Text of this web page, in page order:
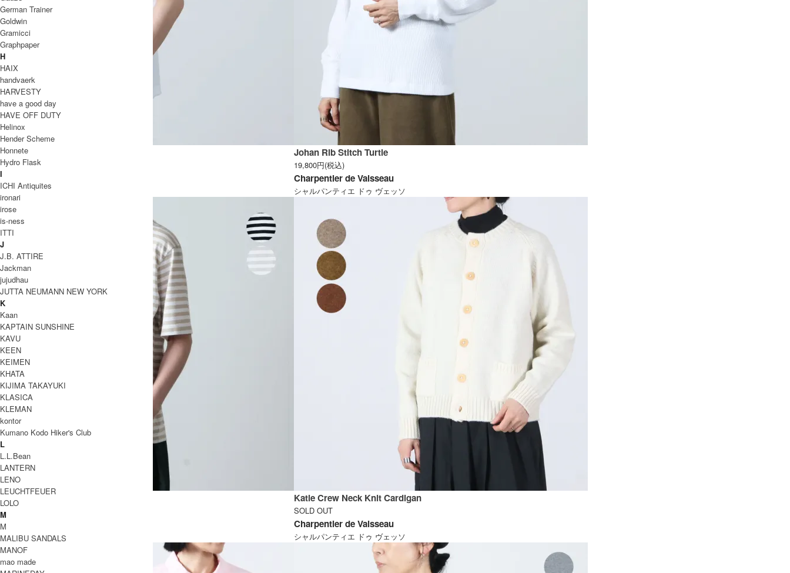
Jenna 50/2 Wide No Sleeve T-Shirt
13,200円(税込)
Johan Rib Stitch Turtle
19,800円(税込)
Charpentier de Vaisseau
シャルパンティエ ドゥ ヴェッソ
Jenson 50/2 Stripe S/S
10,780円(税込)
Charpentier de Vaisseau
シャルパンティエ ドゥ ヴェッソ
Katie Crew Neck Knit Cardigan
SOLD OUT
Charpentier de Vaisseau
シャルパンティエ ドゥ ヴェッソ
Charpentier de Vaisseau
シャルパンティエ ドゥ ヴェッソ
German Trainer
Goldwin
Gramicci
Graphpaper
H
HAIX
handvaerk
HARVESTY
have a good day
HAVE OFF DUTY
Helinox
Hender Scheme
Honnete
Hydro Flask
I
ICHI Antiquites
ironari
irose
is-ness
ITTI
J
J.B. ATTIRE
Jackman
jujudhau
JUTTA NEUMANN NEW YORK
K
Kaan
KAPTAIN SUNSHINE
KAVU
KEEN
KEIMEN
KHATA
KIJIMA TAKAYUKI
KLASICA
KLEMAN
kontor
Kumano Kodo Hiker's Club
L
L.L.Bean
LANTERN
LENO
LEUCHTFEUER
LOLO
M
M
MALIBU SANDALS
MANOF
mao made